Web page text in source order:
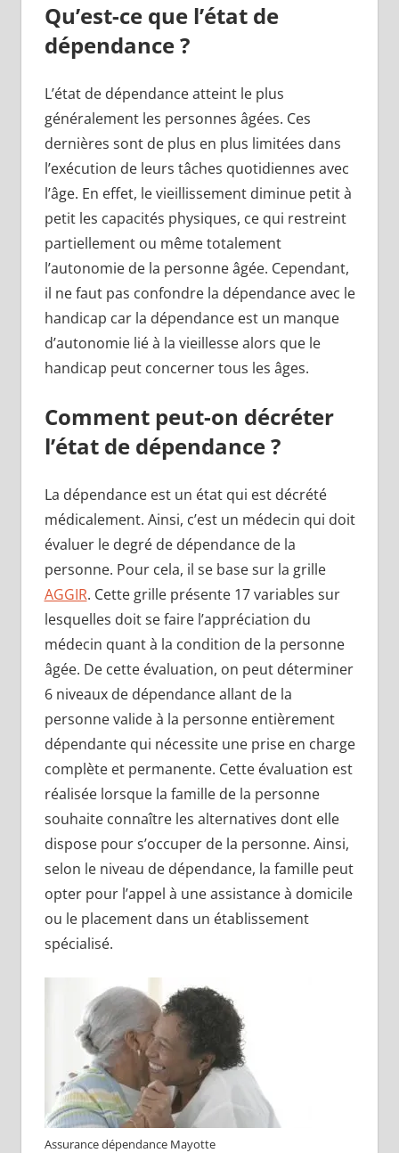
Qu’est-ce que l’état de
dépendance ?
L’état de dépendance atteint le plus
généralement les personnes âgées. Ces
dernières sont de plus en plus limitées dans
l’exécution de leurs tâches quotidiennes avec
l’âge. En effet, le vieillissement diminue petit à
petit les capacités physiques, ce qui restreint
partiellement ou même totalement
l’autonomie de la personne âgée. Cependant,
il ne faut pas confondre la dépendance avec le
handicap car la dépendance est un manque
d’autonomie lié à la vieillesse alors que le
handicap peut concerner tous les âges.
Comment peut-on décréter
l’état de dépendance ?
La dépendance est un état qui est décrété
médicalement. Ainsi, c’est un médecin qui doit
évaluer le degré de dépendance de la
personne. Pour cela, il se base sur la grille
AGGIR. Cette grille présente 17 variables sur
lesquelles doit se faire l’appréciation du
médecin quant à la condition de la personne
âgée. De cette évaluation, on peut déterminer
6 niveaux de dépendance allant de la
personne valide à la personne entièrement
dépendante qui nécessite une prise en charge
complète et permanente. Cette évaluation est
réalisée lorsque la famille de la personne
souhaite connaître les alternatives dont elle
dispose pour s’occuper de la personne. Ainsi,
selon le niveau de dépendance, la famille peut
opter pour l’appel à une assistance à domicile
ou le placement dans un établissement
spécialisé.
Assurance dépendance Mayotte